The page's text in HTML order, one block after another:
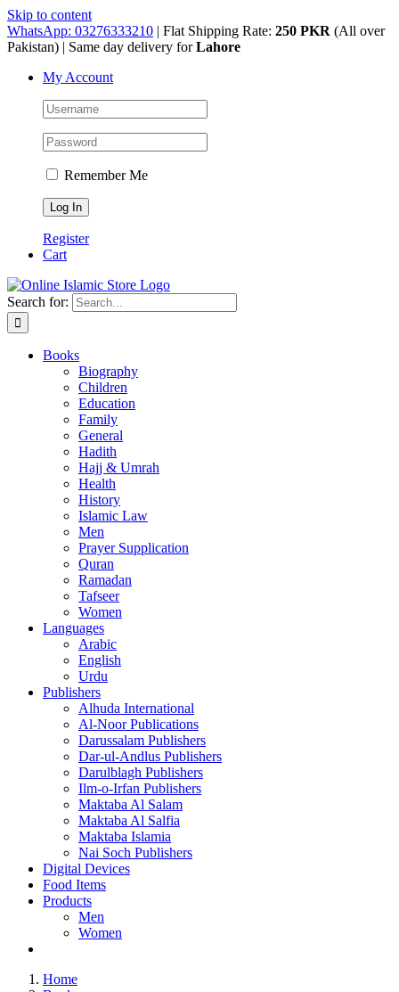
Skip to content
WhatsApp: 03276333210 | Flat Shipping Rate: 250 PKR (All over
Pakistan) | Same day delivery forLahore
My Account
Remember Me
Register
Cart
Search for:
Books
Biography
Children
Education
Family
General
Hadith
Hajj & Umrah
Health
History
Islamic Law
Men
Prayer Supplication
Quran
Ramadan
Tafseer
Women
Languages
Arabic
English
Urdu
Publishers
Alhuda International
Al-Noor Publications
Darussalam Publishers
Dar-ul-Andlus Publishers
Darulblagh Publishers
Ilm-o-Irfan Publishers
Maktaba Al Salam
Maktaba Al Salfia
Maktaba Islamia
Nai Soch Publishers
Digital Devices
Food Items
Products
Men
Women
Home